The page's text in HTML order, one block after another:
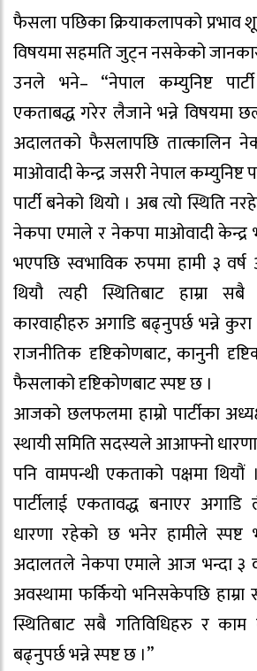
फैसला पछिका क्रियाकलापको प्रभाव
विषयमा सहमति जुट्न नसकेको
उनले भने– “नेपाल कम्युनिष्ट
एकताबद्ध गरेर लैजाने भन्ने विषयमा
अदालतको फैसलापछि तात्कालिन
माओवादी केन्द्र जसरी नेपाल कम्युनिष्ट
पार्टी बनेको थियो । अब त्यो स्थिति
नेकपा एमाले र नेकपा माओवादी केन्द्र
भएपछि स्वभाविक रुपमा हामी ३ वर्ष
थियौ त्यही स्थितिबाट हाम्रा
कारवाहीहरु अगाडि बढ्नुपर्छ भन्ने
राजनीतिक दृष्टिकोणबाट, कानुनी
फैसलाको दृष्टिकोणबाट स्पष्ट छ ।
आजको छलफलमा हाम्रो पार्टीका
स्थायी समिति सदस्यले आआफ्नो धारणा
पनि वामपन्थी एकताको पक्षमा
पार्टीलाई एकतावद्ध बनाएर अगाडि
धारणा रहेको छ भनेर हामीले स्पष्ट
अदालतले नेकपा एमाले आज भन्दा ३
अवस्थामा फर्कियो भनिसकेपछि
स्थितिबाट सबै गतिविधिहरु र काम
बढ्नुपर्छ भन्ने स्पष्ट छ ।”